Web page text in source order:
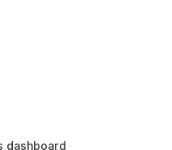
dashboard